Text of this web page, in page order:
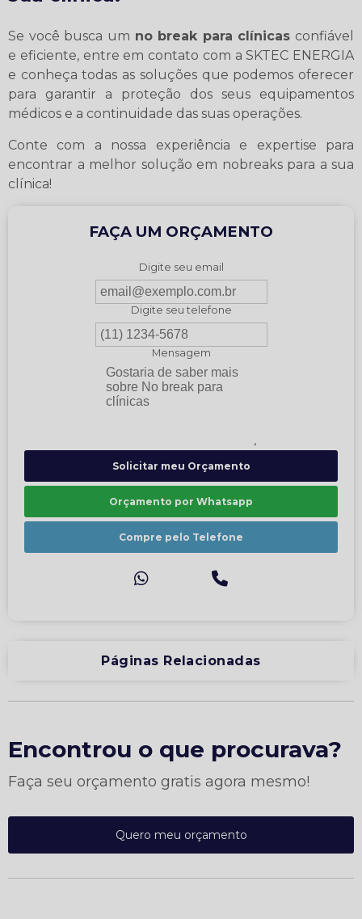
Se você busca um no break para clínicas confiável
e eficiente, entre em contato com a SKTEC ENERGIA
e conheça todas as soluções que podemos oferecer
para garantir a proteção dos seus equipamentos
médicos e a continuidade das suas operações.
Conte com a nossa experiência e expertise para
encontrar a melhor solução em nobreaks para a sua
clínica!
FAÇA UM ORÇAMENTO
Digite seu email
Digite seu telefone
Mensagem
Solicitar meu Orçamento
Orçamento por Whatsapp
Compre pelo Telefone
Páginas Relacionadas
Encontrou o que procurava?
Faça seu orçamento gratis agora mesmo!
Quero meu orçamento